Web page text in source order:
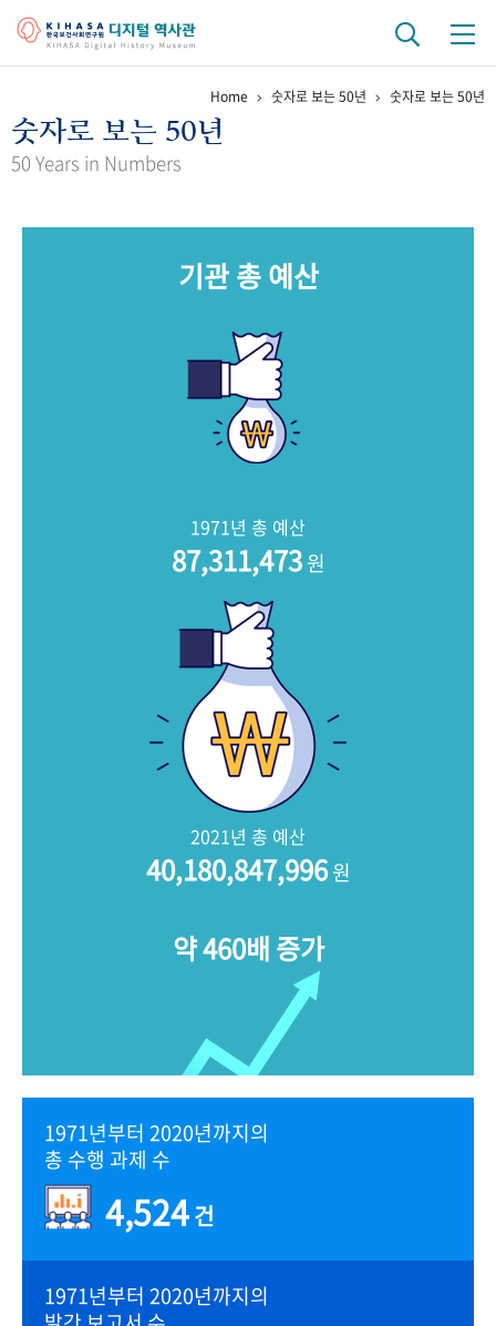
걸어온 길 기관 변천사 역대 기관장
키워드로 보는 연구 역사
문서 기록물 행정박물
Home 숫자로 보는 50년 숫자로 보는 50년
숫자로 보는 50년
50 Years in Numbers
기관 총 예산
1971년 총 예산
87,311,473원
2021년 총 예산
40,180,847,996원
약 460배 증가
1971년부터 2020년까지의
총 수행 과제 수
4,524건
1971년부터 2020년까지의